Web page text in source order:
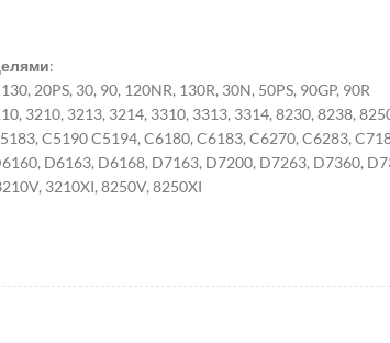
:
20PS, 30, 90, 120NR, 130R, 30N, 50PS, 90GP, 90R
3210, 3213, 3214, 3310, 3313, 3314, 8230, 8238,
C5190 C5194, C6180, C6183, C6270, C6283,
D6163, D6168, D7163, D7200, D7263, D7360,
3210XI, 8250V, 8250XI